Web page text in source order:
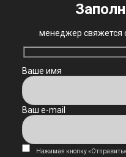
менеджер свяжется
Ваше имя
Ваш e-mail
Нажимая кнопку